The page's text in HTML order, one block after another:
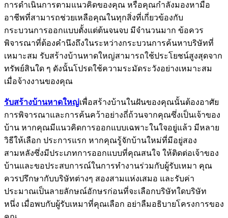
การดำเนินการตามแนวคิดของคุณ หรือคุณกำลังมองหามือ
อาชีพที่สามารถช่วยเหลือคุณในทุกสิ่งที่เกี่ยวข้องกับ
กระบวนการออกแบบตั้งแต่ต้นจนจบ มีจำนวนมาก ข้อควร
พิจารณาที่ต้องคำนึงถึงในระหว่างกระบวนการค้นหาบริษัทที่
เหมาะสม รับสร้างบ้านหาดใหญ่สามารถใช้ประโยชน์สูงสุดจาก
ทรัพย์สินใด ๆ ดังนั้นโปรดใช้ความระมัดระวังอย่างเหมาะสม
เมื่อจ้างงานของคุณ
รับสร้างบ้านหาดใหญ่เพื่อสร้างบ้านในฝันของคุณนั้นต้องอาศัย
การพิจารณาและการค้นคว้าอย่างถี่ถ้วนจากคุณซึ่งเป็นเจ้าของ
บ้าน หากคุณมีแนวคิดการออกแบบเฉพาะในใจอยู่แล้ว มีหลาย
วิธีให้เลือก ประการแรก หากคุณรู้จักบ้านใหม่ที่มีอยู่สอง
สามหลังซึ่งมีประเภทการออกแบบที่คุณสนใจ ให้ติดต่อเจ้าของ
บ้านและขอประสบการณ์ในการทำงานร่วมกับผู้รับเหมา คุณ
ควรปรึกษากับบริษัทต่างๆ สองสามแห่งเสมอ และรับค่า
ประมาณเป็นลายลักษณ์อักษรก่อนที่จะเลือกบริษัทใดบริษัท
หนึ่ง เมื่อพบกับผู้รับเหมาที่คุณเลือก อย่าลืมอธิบายโครงการของ